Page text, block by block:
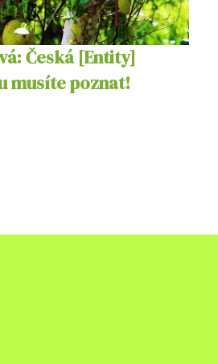
Česká [Entity]
musíte poznat!